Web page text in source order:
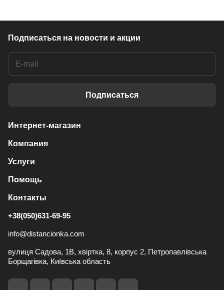
Подписаться на новости и акции
Подписаться
Интернет-магазин
Компания
Услуги
Помощь
Контакты
+38(050)631-69-95
info@distancionka.com
вулиця Садова, 1В, хвіртка, 8, корпус 2, Петропавлівська
Борщагівка, Київська область